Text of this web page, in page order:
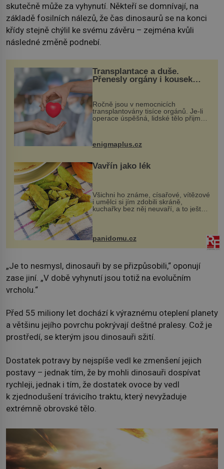
skutečně může za vyhynutí. Někteří se domnívají, na
základě fosilních nálezů, že čas dinosaurů se na konci
křídy stejně chýlil ke svému závěru – zejména kvůli
následné změně podnebí.
Transplantace a duše.
Přenesly orgány i kousek
Ročně jsou v nemocnicích
transplantovány tisíce orgánů. Je-li
operace úspěšná, lidské tělo přijme
enigmaplus.cz
Vavřín jako lék
Všichni ho známe, císařové, vítězové
i umělci si jím zdobili skráně,
kuchařky bez něj neuvaří, a to ještě
nevíte, že bobkový list může výrazně
zmírnit některé naše neduhy.
Obsahuje v malém množství ně...
panidomu.cz
„Je to nesmysl, dinosauři by se přizpůsobili,“ oponují
zase jiní. „V době vyhynutí jsou totiž na evolučním
vrcholu.“
Před 55 miliony let dochází k výraznému oteplení planety
a většinu jejího povrchu pokrývají deštné pralesy. Což je
prostředí, se kterým jsou dinosauři sžití.
Dostatek potravy by nejspíše vedl ke zmenšení jejich
postavy – jednak tím, že by mohli dinosauři dospívat
rychleji, jednak i tím, že dostatek ovoce by vedl
k zjednodušení trávicího traktu, který nevyžaduje
extrémně obrovské tělo.